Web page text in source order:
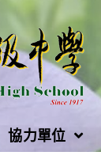
協力單位